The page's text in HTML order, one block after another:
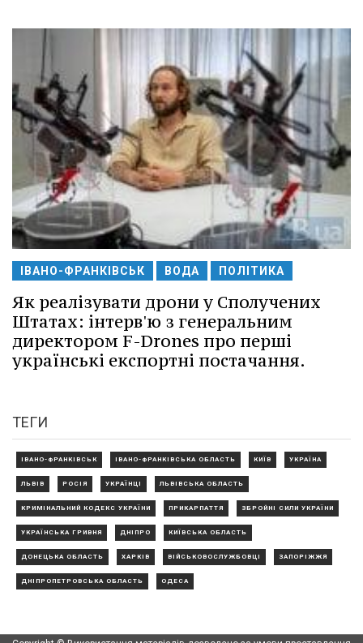
ІВАНО-ФРАНКІВСЬК ВОДА ПОЛІТИКА
Як реалізувати дрони у Сполучених
Штатах: інтерв'ю з генеральним
директором F-Drones про перші
українські експортні постачання.
ТЕГИ
ІВАНО-ФРАНКІВСЬК ІВАНО-ФРАНКІВСЬКА ОБЛАСТЬ КИЇВ УКРАЇНА
ЛЬВІВ РОСІЯ УКРАЇНЦІ ЛЬВІВСЬКА ОБЛАСТЬ
КРИМІНАЛЬНИЙ КОДЕКС УКРАЇНИ ПРИКАРПАТТЯ ЗБРОЙНІ СИЛИ УКРАЇНИ
УКРАЇНСЬКА ГРИВНЯ ДНІПРО КИЇВСЬКА ОБЛАСТЬ
ДОНЕЦЬКА ОБЛАСТЬ ХАРКІВ ВІЙСЬКОВОСЛУЖБОВЦІ ЗАПОРІЖЖЯ
ДНІПРОПЕТРОВСЬКА ОБЛАСТЬ ОДЕСА